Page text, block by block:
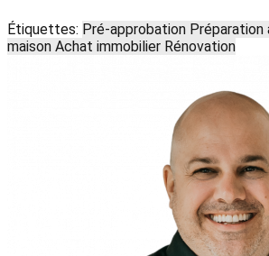
Étiquettes: Pré-approbation Préparation
maison Achat immobilier Rénovation